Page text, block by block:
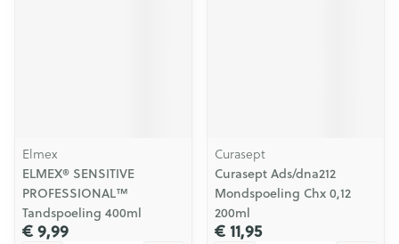
Elmex
ELMEX® SENSITIVE
PROFESSIONAL™
Tandspoeling 400ml
€ 9,99
Curasept
Curasept Ads/dna212
Mondspoeling Chx 0,12
200ml
€ 11,95